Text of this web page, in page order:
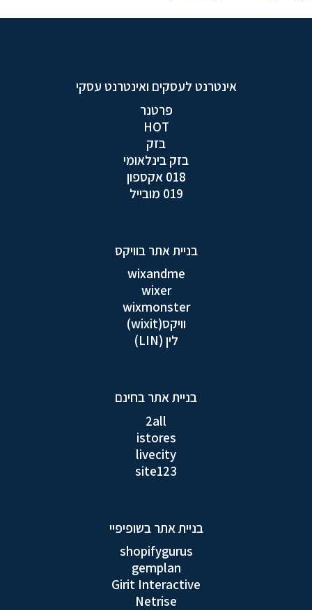
אינטרנט לעסקים ואינטרנט עסקי
פרטנר
HOT
בזק
בזק בינלאומי
018 אקספון
019 מובייל
בניית אתר בוויקס
wixandme
wixer
wixmonster
וויקס(wixit)
לין (LIN)
בניית אתר בחינם
2all
istores
livecity
site123
בניית אתר בשופיפיי
shopifygurus
gemplan
Girit Interactive
Netrise